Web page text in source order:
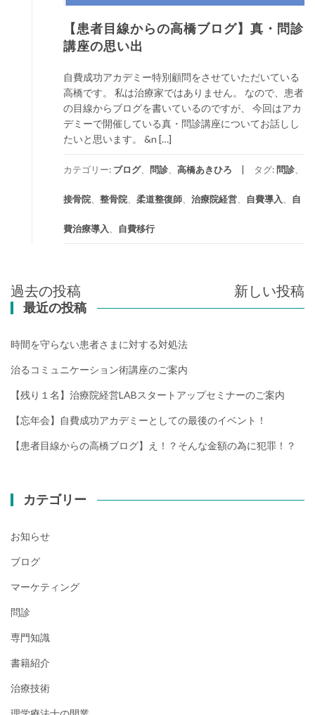
【患者目線からの高橋ブログ】真・問診
講座の思い出
自費成功アカデミー特別顧問をさせていただいている
高橋です。 私は治療家ではありません。 なので、患者
の目線からブログを書いているのですが、 今回はアカ
デミーで開催している真・問診講座についてお話しし
たいと思います。 &n […]
カテゴリー: ブログ、 問診、 高橋あきひろ タグ: 問診、
接骨院、 整骨院、 柔道整復師、 治療院経営、 自費導入、 自
費治療導入、 自費移行
投
稿
ナ
ビ
ゲ
ー
シ
ョ
ン
過去の投稿 新しい投稿
最近の投稿
時間を守らない患者さまに対する対処法
治るコミュニケーション術講座のご案内
【残り１名】治療院経営LABスタートアップセミナーのご案内
【忘年会】自費成功アカデミーとしての最後のイベント！
【患者目線からの高橋ブログ】え！？そんな金額の為に犯罪！？
カテゴリー
お知らせ
ブログ
マーケティング
問診
専門知識
書籍紹介
治療技術